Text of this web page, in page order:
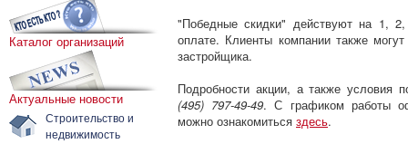
Каталог организаций
Актуальные новости
Строительство и
недвижимость
"Победные скидки" действуют на 1,
оплате. Клиенты компании также могут
застройщика.
Подробности акции, а также условия
(495) 797-49-49. С графиком работы
можно ознакомиться здесь.